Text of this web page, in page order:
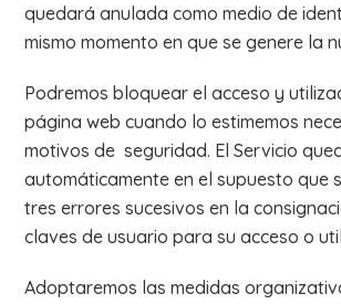
quedará anulada como medio de
mismo momento en que se genere la
Podremos bloquear el acceso y
página web cuando lo estimemos
motivos de seguridad. El Servicio
automáticamente en el supuesto que
tres errores sucesivos en la
claves de usuario para su acceso o
Adoptaremos las medidas